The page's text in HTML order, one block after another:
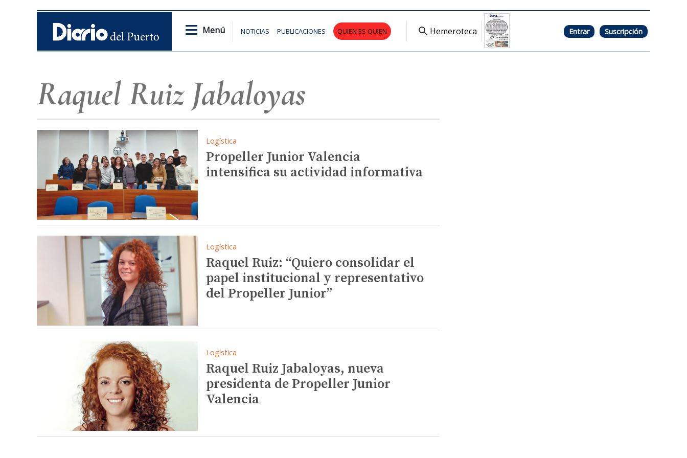
Menú NOTICIAS PUBLICACIONES QUIEN ES QUIEN Hemeroteca Entrar Suscripción
Raquel Ruiz Jabaloyas
Logística
Propeller Junior Valencia
intensifica su actividad informativa
Logística
Raquel Ruiz: “Quiero consolidar el
papel institucional y representativo
del Propeller Junior”
Logística
Raquel Ruiz Jabaloyas, nueva
presidenta de Propeller Junior
Valencia